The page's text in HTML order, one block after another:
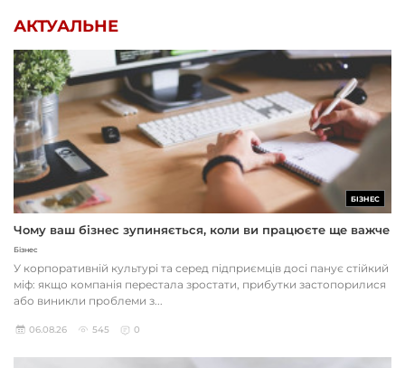
АКТУАЛЬНЕ
БІЗНЕС
Чому ваш бізнес зупиняється, коли ви працюєте ще важче
Бізнес
У корпоративній культурі та серед підприємців досі панує стійкий
міф: якщо компанія перестала зростати, прибутки застопорилися
або виникли проблеми з...
06.08.26 545 0